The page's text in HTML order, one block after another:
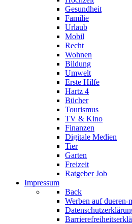
Gesundheit
Familie
Urlaub
Mobil
Recht
Wohnen
Bildung
Umwelt
Erste Hilfe
Hartz 4
Bücher
Tourismus
TV & Kino
Finanzen
Digitale Medien
Tier
Garten
Freizeit
Ratgeber Job
Impressum
Back
Werben auf dueren-